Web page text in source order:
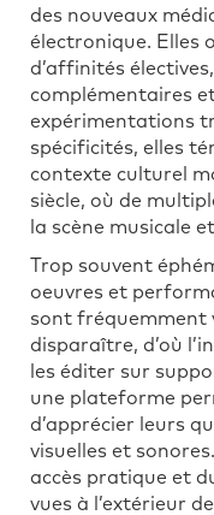
des nouveaux
électronique. Elles
d’affinités
complémentaires
expérimentations
spécificités, elles
contexte culturel
siècle, où de
la scène musicale
Trop souvent
oeuvres et
sont fréquemment
disparaître, d’où
les éditer sur
une plateforme
d’apprécier leurs
visuelles et
accès pratique et
vues à l’extérieur